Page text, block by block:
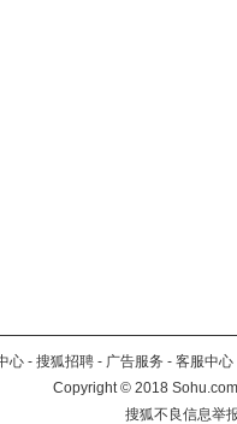
心 - 搜狐招聘 - 广告服务 - 客服中心
Copyright©2018
搜狐不良信息举